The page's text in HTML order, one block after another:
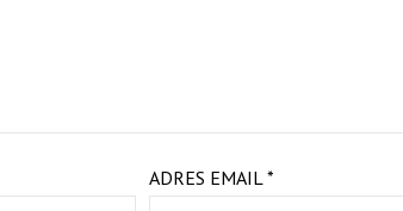
ADRES EMAIL*